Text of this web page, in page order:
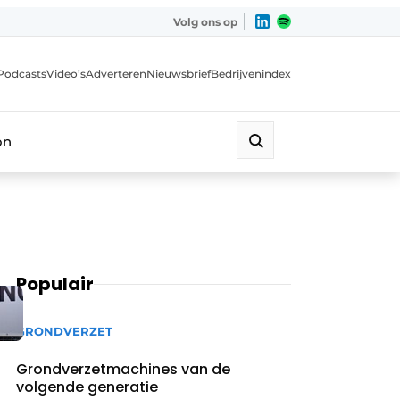
Volg ons op
Video’sAdverterenNieuwsbriefBedrijvenindex
Populair
GRONDVERZET
Grondverzetmachines van de
volgende generatie